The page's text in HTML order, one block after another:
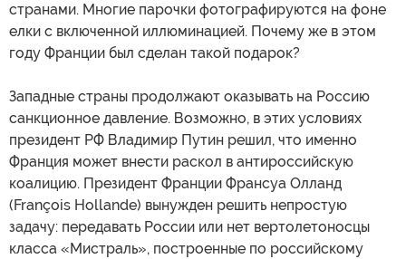
странами. Многие парочки фотографируются на фоне
елки с включенной иллюминацией. Почему же в этом
году Франции был сделан такой подарок?
Западные страны продолжают оказывать на Россию
санкционное давление. Возможно, в этих условиях
президент РФ Владимир Путин решил, что именно
Франция может внести раскол в антироссийскую
коалицию. Президент Франции Франсуа Олланд
(François Hollande) вынужден решить непростую
задачу: передавать России или нет вертолетоносцы
класса «Мистраль», построенные по российскому